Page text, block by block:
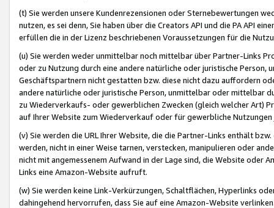
(t) Sie werden unsere Kundenrezensionen oder Sternebewertungen
nutzen, es sei denn, Sie haben über die Creators API und die PA API
erfüllen die in der Lizenz beschriebenen Voraussetzungen für die
(u) Sie werden weder unmittelbar noch mittelbar über Partner-Links
oder zu Nutzung durch eine andere natürliche oder juristische
Geschäftspartnern nicht gestatten bzw. diese nicht dazu auffordern
andere natürliche oder juristische Person, unmittelbar oder mittelbar
zu Wiederverkaufs- oder gewerblichen Zwecken (gleich welcher Art)
auf Ihrer Website zum Wiederverkauf oder für gewerbliche
(v) Sie werden die URL Ihrer Website, die die Partner-Links enthält
werden, nicht in einer Weise tarnen, verstecken, manipulieren oder
nicht mit angemessenem Aufwand in der Lage sind, die Website oder
Links eine Amazon-Website aufruft.
(w) Sie werden keine Link-Verkürzungen, Schaltflächen, Hyperlinks
dahingehend hervorrufen, dass Sie auf eine Amazon-Website